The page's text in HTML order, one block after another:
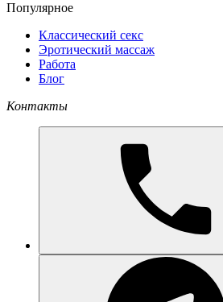
Популярное
Классический секс
Эротический массаж
Работа
Блог
Контакты